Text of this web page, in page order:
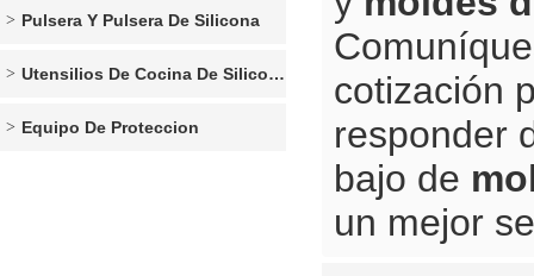
Pulsera Y Pulsera De Silicona
Utensilios De Cocina De Silicona
Equipo De Proteccion
cotización
responder
bajo de
un mejor